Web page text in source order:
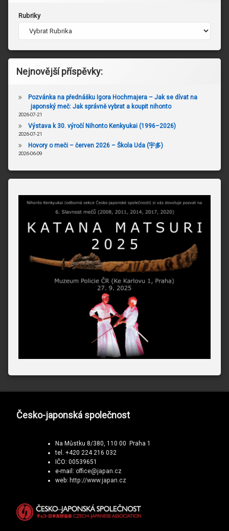
Rubriky
Nejnovější příspěvky:
Pozvánka na přednášku Igora Hochmajera – Jak se dívat na
japonský meč: Jak správně vybrat a koupit nihonto
2026-07-21
Výstava k 30. výročí Nihonto Kenkyukai (1996–2026)
2026-07-21
Hovory o meči – červen 2026 – Škola Uda (宇多)
2026-06-09
Česko-japonská společnost
Na Můstku 8/380, 110 00 Praha 1
tel. +420 224 216 032
IČO: 00539651
e-mail: office@japan.cz
web: http://www.japan.cz